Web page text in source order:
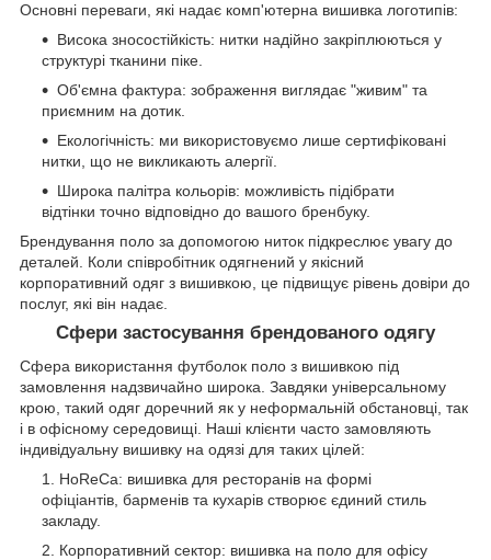
Основні переваги, які надає комп'ютерна вишивка логотипів:
Висока зносостійкість: нитки надійно закріплюються у
структурі тканини піке.
Об'ємна фактура: зображення виглядає "живим" та
приємним на дотик.
Екологічність: ми використовуємо лише сертифіковані
нитки, що не викликають алергії.
Широка палітра кольорів: можливість підібрати
відтінки точно відповідно до вашого бренбуку.
Брендування поло за допомогою ниток підкреслює увагу до
деталей. Коли співробітник одягнений у якісний
корпоративний одяг з вишивкою, це підвищує рівень довіри до
послуг, які він надає.
Сфери застосування брендованого одягу
Сфера використання футболок поло з вишивкою під
замовлення надзвичайно широка. Завдяки універсальному
крою, такий одяг доречний як у неформальній обстановці, так
і в офісному середовищі. Наші клієнти часто замовляють
індивідуальну вишивку на одязі для таких цілей:
HoReCa: вишивка для ресторанів на формі
офіціантів, барменів та кухарів створює єдиний стиль
закладу.
Корпоративний сектор: вишивка на поло для офісу